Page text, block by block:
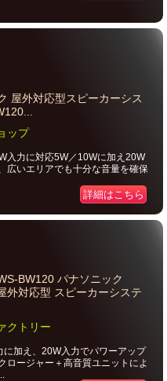
屋外対応型スピーカーシス
ップ
入力に対応5W／10Wに加え20W
広いエリアでも十分な音量を確保
詳細はこちら
BW120 パナソニック
外対応型 スピーカーシステ
クトリー
に加え、20W入力でパワーアップ
ロージャー＋高音質ユニットによ